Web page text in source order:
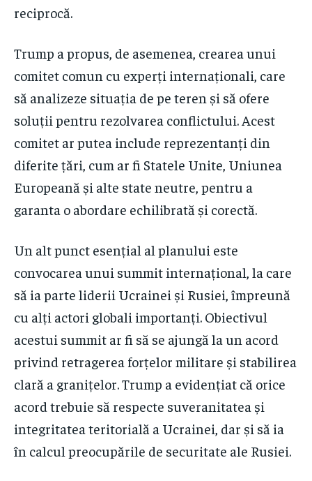
reciprocă.
Trump a propus, de asemenea, crearea unui
comitet comun cu experți internaționali, care
să analizeze situația de pe teren și să ofere
soluții pentru rezolvarea conflictului. Acest
comitet ar putea include reprezentanți din
diferite țări, cum ar fi Statele Unite, Uniunea
Europeană și alte state neutre, pentru a
garanta o abordare echilibrată și corectă.
Un alt punct esențial al planului este
convocarea unui summit internațional, la care
să ia parte liderii Ucrainei și Rusiei, împreună
cu alți actori globali importanți. Obiectivul
acestui summit ar fi să se ajungă la un acord
privind retragerea forțelor militare și stabilirea
clară a granițelor. Trump a evidențiat că orice
acord trebuie să respecte suveranitatea și
integritatea teritorială a Ucrainei, dar și să ia
în calcul preocupările de securitate ale Rusiei.